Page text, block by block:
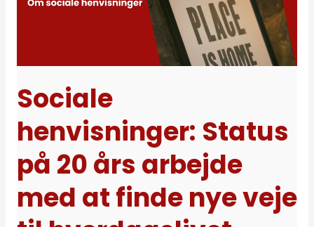
Sociale
henvisninger: Status
på 20 års arbejde
med at finde nye veje
Status
års
arbejde
med
at
nye
til